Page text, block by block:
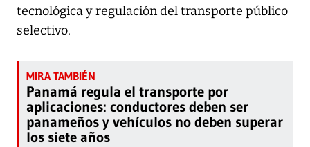
tecnológica y regulación del transporte público
selectivo.
Panamá regula el transporte por
aplicaciones: conductores deben ser
panameños y vehículos no deben superar
los siete años